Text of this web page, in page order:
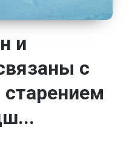
и
с